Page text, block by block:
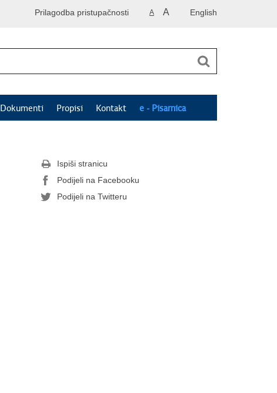
English
A A
Prilagodba pristupačnosti
Dokumenti Propisi Kontakt e - Pisarnica
Ispiši stranicu
Podijeli na Facebooku
Podijeli na Twitteru